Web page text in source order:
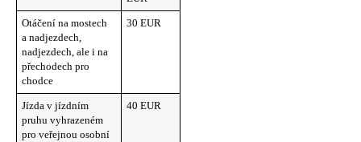
Otáčení na mostech
a nadjezdech,
nadjezdech, ale i na
přechodech pro
chodce
30 EUR
Jízda v jízdním
pruhu vyhrazeném
pro veřejnou osobní
40 EUR